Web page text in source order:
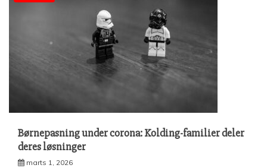
Børnepasning under corona: Kolding-familier deler
deres løsninger
marts 1, 2026